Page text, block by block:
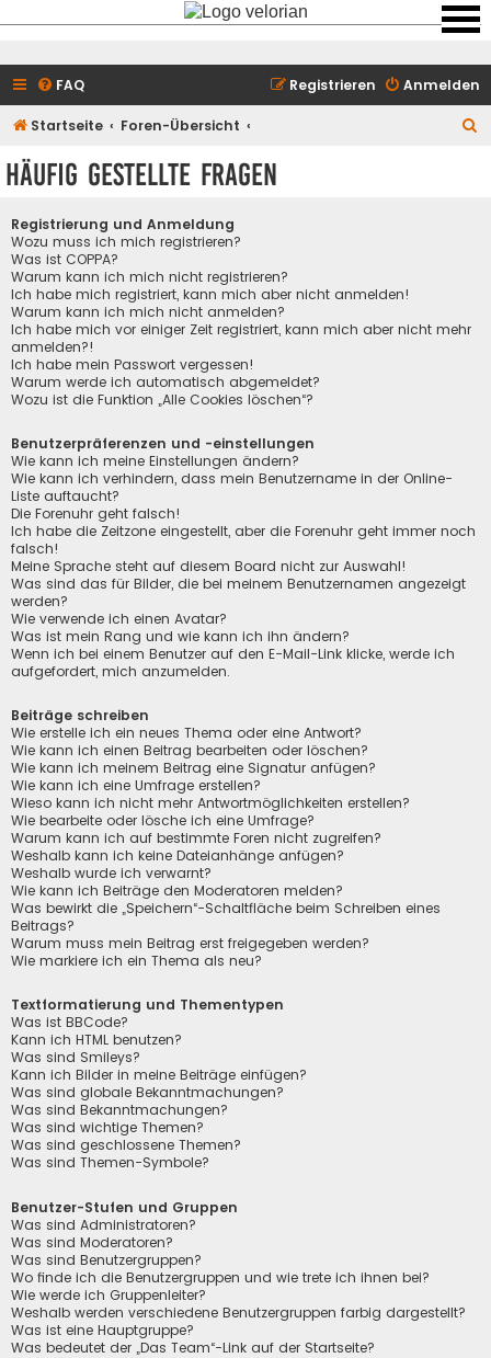
FAQ Anmelden
Registrieren
Startseite Foren-Übersicht
Häufig gestellte Fragen
Registrierung und Anmeldung
Wozu muss ich mich registrieren?
Was ist COPPA?
Warum kann ich mich nicht registrieren?
Ich habe mich registriert, kann mich aber nicht anmelden!
Warum kann ich mich nicht anmelden?
Ich habe mich vor einiger Zeit registriert, kann mich aber nicht mehr
anmelden?!
Ich habe mein Passwort vergessen!
Warum werde ich automatisch abgemeldet?
Wozu ist die Funktion „Alle Cookies löschen“?
Benutzerpräferenzen und -einstellungen
Wie kann ich meine Einstellungen ändern?
Wie kann ich verhindern, dass mein Benutzername in der Online-
Liste auftaucht?
Die Forenuhr geht falsch!
Ich habe die Zeitzone eingestellt, aber die Forenuhr geht immer noch
falsch!
Meine Sprache steht auf diesem Board nicht zur Auswahl!
Was sind das für Bilder, die bei meinem Benutzernamen angezeigt
werden?
Wie verwende ich einen Avatar?
Was ist mein Rang und wie kann ich ihn ändern?
Wenn ich bei einem Benutzer auf den E-Mail-Link klicke, werde ich
aufgefordert, mich anzumelden.
Beiträge schreiben
Wie erstelle ich ein neues Thema oder eine Antwort?
Wie kann ich einen Beitrag bearbeiten oder löschen?
Wie kann ich meinem Beitrag eine Signatur anfügen?
Wie kann ich eine Umfrage erstellen?
Wieso kann ich nicht mehr Antwortmöglichkeiten erstellen?
Wie bearbeite oder lösche ich eine Umfrage?
Warum kann ich auf bestimmte Foren nicht zugreifen?
Weshalb kann ich keine Dateianhänge anfügen?
Weshalb wurde ich verwarnt?
Wie kann ich Beiträge den Moderatoren melden?
Was bewirkt die „Speichern“-Schaltfläche beim Schreiben eines
Beitrags?
Warum muss mein Beitrag erst freigegeben werden?
Wie markiere ich ein Thema als neu?
Textformatierung und Thementypen
Was ist BBCode?
Kann ich HTML benutzen?
Was sind Smileys?
Kann ich Bilder in meine Beiträge einfügen?
Was sind globale Bekanntmachungen?
Was sind Bekanntmachungen?
Was sind wichtige Themen?
Was sind geschlossene Themen?
Was sind Themen-Symbole?
Benutzer-Stufen und Gruppen
Was sind Administratoren?
Was sind Moderatoren?
Was sind Benutzergruppen?
Wo finde ich die Benutzergruppen und wie trete ich ihnen bei?
Wie werde ich Gruppenleiter?
Weshalb werden verschiedene Benutzergruppen farbig dargestellt?
Was ist eine Hauptgruppe?
Was bedeutet der „Das Team“-Link auf der Startseite?